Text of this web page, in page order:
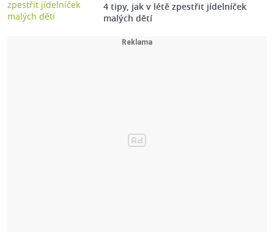
4 tipy, jak v létě zpestřit jídelníček
malých dětí